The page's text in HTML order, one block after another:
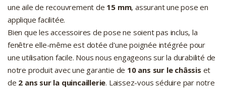
une aile de recouvrement de 15 mm, assurant une pose en
applique facilitée.
Bien que les accessoires de pose ne soient pas inclus, la
fenêtre elle-même est dotée d'une poignée intégrée pour
une utilisation facile. Nous nous engageons sur la durabilité de
notre produit avec une garantie de 10 ans sur le châssis et
de 2 ans sur la quincaillerie. Laissez-vous séduire par notre